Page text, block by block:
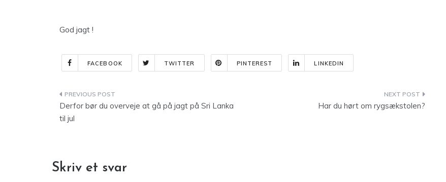
God jagt !
FACEBOOK TWITTER PINTEREST LINKEDIN
Indlægsnavigation
Derfor bør du overveje at gå på jagt på Sri Lanka
til jul
Har du hørt om rygsækstolen?
Skriv et svar